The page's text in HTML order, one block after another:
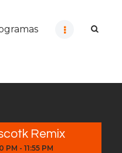
Remix
PM -11:55 PM